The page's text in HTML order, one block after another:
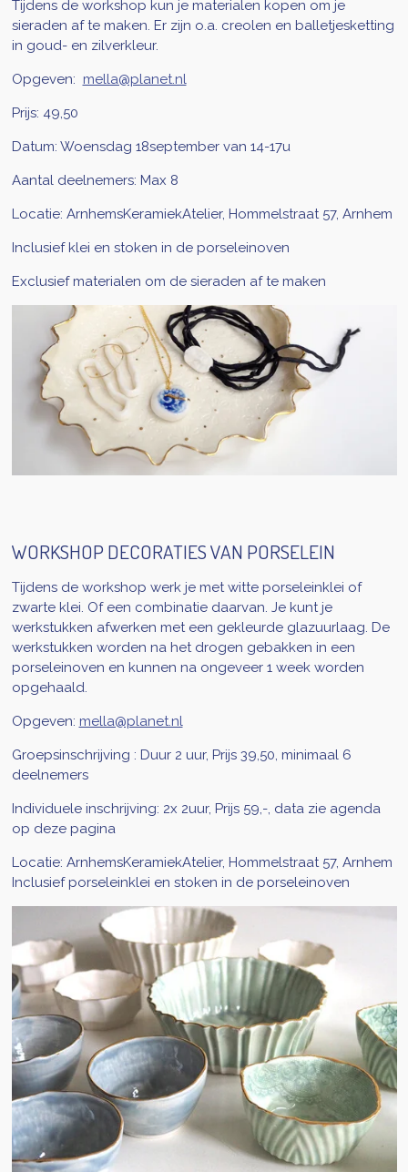
Tijdens de workshop kun je materialen kopen om je
sieraden af te maken. Er zijn o.a. creolen en balletjesketting
in goud- en zilverkleur.
Opgeven: mella@planet.nl
Prijs: 49,50
Datum: Woensdag 18september van 14-17u
Aantal deelnemers: Max 8
Locatie: ArnhemsKeramiekAtelier, Hommelstraat 57, Arnhem
Inclusief klei en stoken in de porseleinoven
Exclusief materialen om de sieraden af te maken
WORKSHOP DECORATIES VAN PORSELEIN
Tijdens de workshop werk je met witte porseleinklei of
zwarte klei. Of een combinatie daarvan. Je kunt je
werkstukken afwerken met een gekleurde glazuurlaag. De
werkstukken worden na het drogen gebakken in een
porseleinoven en kunnen na ongeveer 1 week worden
opgehaald.
Opgeven: mella@planet.nl
Groepsinschrijving : Duur 2 uur, Prijs 39,50, minimaal 6
deelnemers
Individuele inschrijving: 2x 2uur, Prijs 59,-, data zie agenda
op deze pagina
Locatie: ArnhemsKeramiekAtelier, Hommelstraat 57, Arnhem
Inclusief porseleinklei en stoken in de porseleinoven